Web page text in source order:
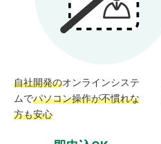
自社開発のオンラインシステ
ムでパソコン操作が不慣れな
方も安心